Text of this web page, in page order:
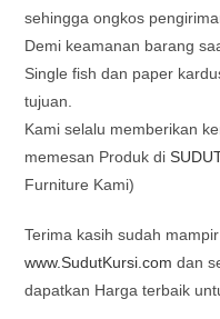
sehingga ongkos
Demi keamanan barang
Single fish dan paper
tujuan.
Kami selalu memberikan
memesan Produk di
Furniture Kami)
Terima kasih sudah
www.SudutKursi.com dan
dapatkan Harga terbaik